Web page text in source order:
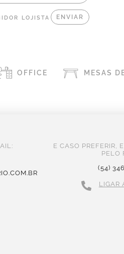
LOJISTA
OFFICE MESAS
E CASO PREFERIR,
PELO
(54)
LIGAR